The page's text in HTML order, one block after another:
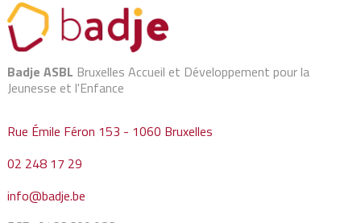
Badje ASBL Bruxelles Accueil et Développement pour la
Jeunesse et l'Enfance
Rue Émile Féron 153 - 1060 Bruxelles
02 248 17 29
info@badje.be